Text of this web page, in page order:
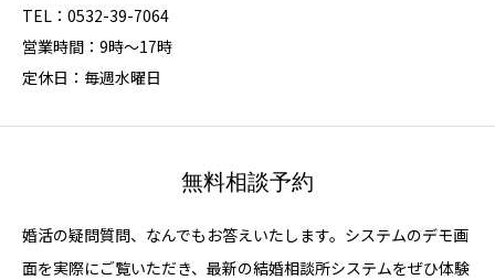
TEL：0532-39-7064
営業時間：9時～17時
定休日：毎週水曜日
無料相談予約
婚活の疑問質問、なんでもお答えいたします。システムのデモ画
面を実際にご覧いただき、最新の結婚相談所システムをぜひ体験